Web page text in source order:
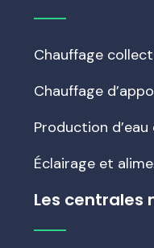
Chauffage
Chauffage
Production
Éclairage et
Les centrales